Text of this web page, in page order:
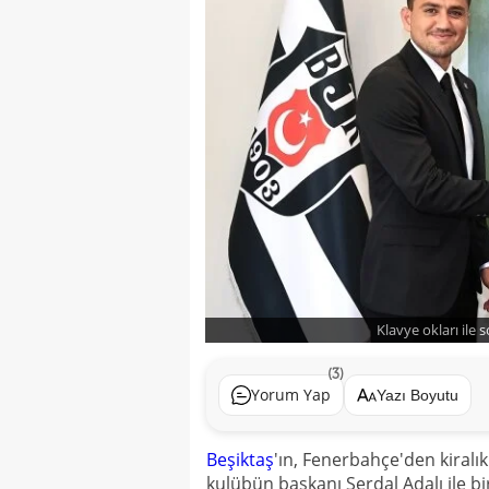
Klavye okları ile
Yorum Yap
(3)
Yazı Boyutu
Beşiktaş'ın, Fenerbahçe'den
kulübün başkanı Serdal Adalı ile